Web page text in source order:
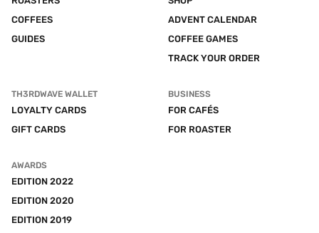
COFFEES
GUIDES
ADVENT CALENDAR
COFFEE GAMES
TRACK YOUR ORDER
TH3RDWAVE WALLET
LOYALTY CARDS
GIFT CARDS
BUSINESS
FOR CAFÉS
FOR ROASTER
AWARDS
EDITION 2022
EDITION 2020
EDITION 2019